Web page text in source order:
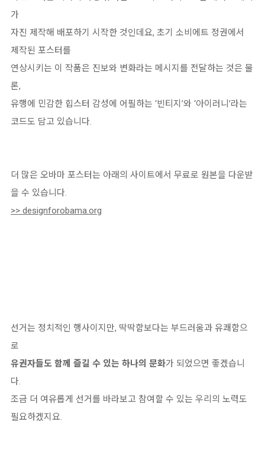
가
자진 제작해 배포하기 시작한 것인데요, 초기 소비에트 정권에서
제작된 포스터를
연상시키는 이 작품은 진보와 변화라는 메시지를 전달하는 것은 물
론,
유행에 민감한 힙스터 감성에 어필하는 ‘빈티지’와 ‘아이러니’라는
코드도 담고 있습니다.
더 많은 오바마 포스터는 아래의 사이트에서 무료로 원본을 다운받
을 수 있습니다.
>> designforobama.org
선거는 정치적인 행사이지만, 딱딱함보다는 부드러움과 유쾌함으
로
유권자들도 함께 즐길 수 있는 하나의 문화가 되었으면 좋겠습니
다.
조금 더 여유롭게 선거를 바라보고 참여할 수 있는 우리의 노력도
필요하겠지요.